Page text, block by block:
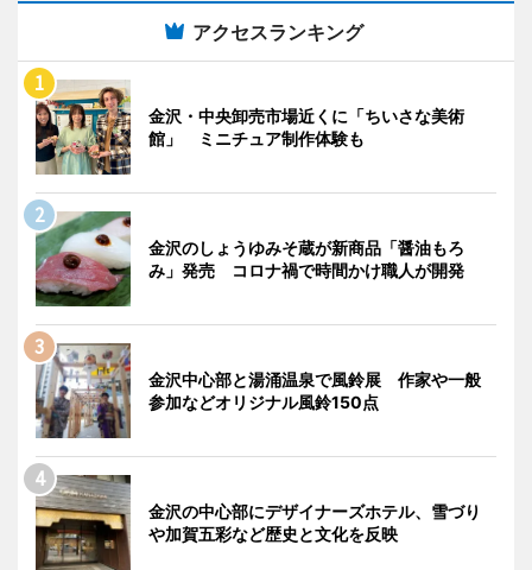
アクセスランキング
金沢・中央卸売市場近くに「ちいさな美術
館」 ミニチュア制作体験も
金沢のしょうゆみそ蔵が新商品「醤油もろ
み」発売 コロナ禍で時間かけ職人が開発
金沢中心部と湯涌温泉で風鈴展 作家や一般
参加などオリジナル風鈴150点
金沢の中心部にデザイナーズホテル、雪づり
や加賀五彩など歴史と文化を反映